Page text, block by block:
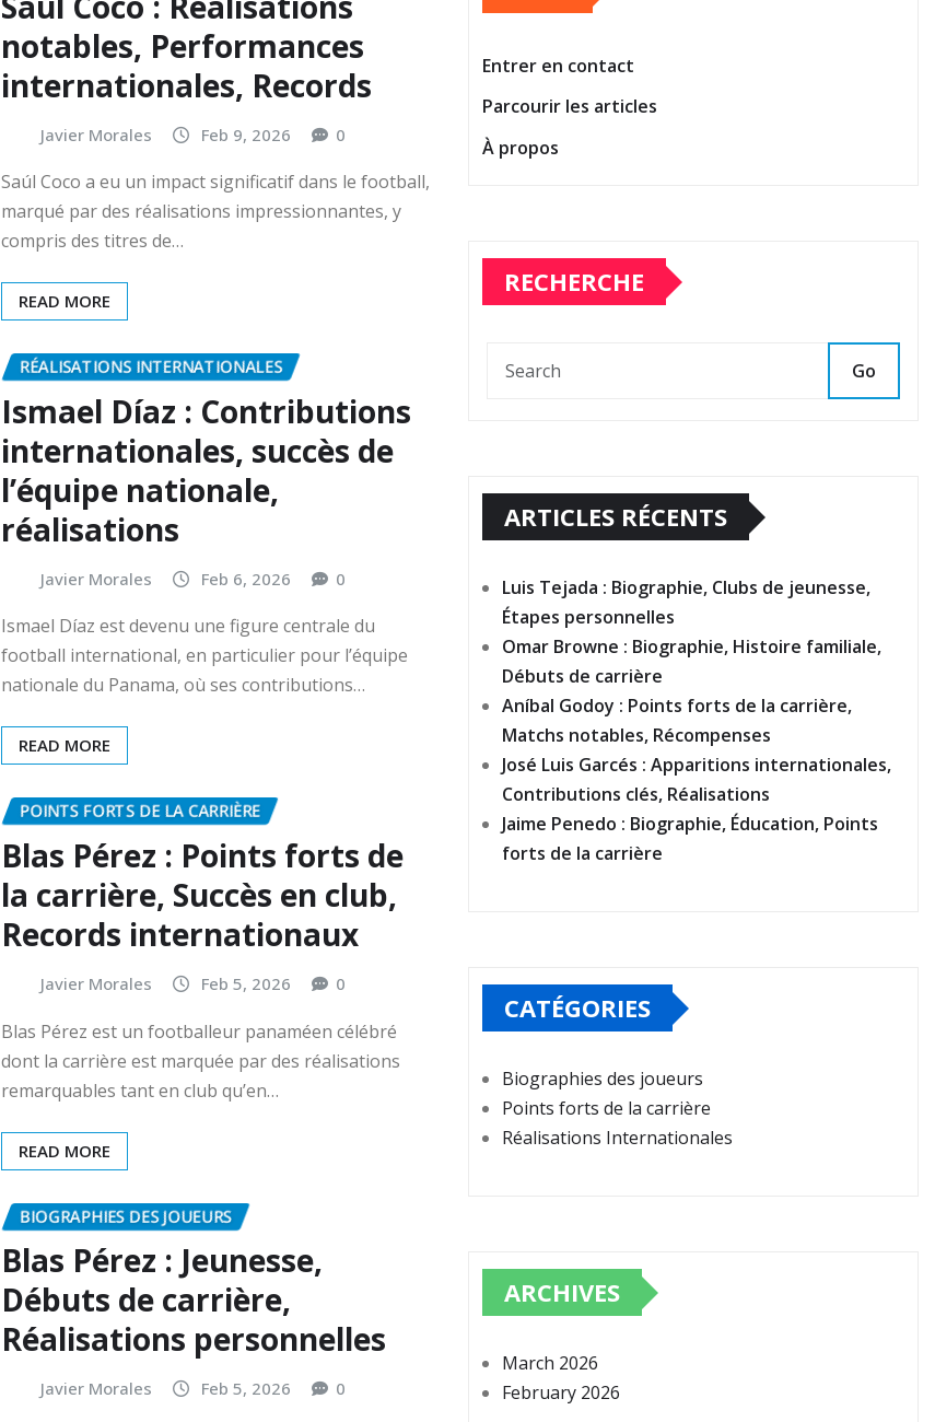
notables, Performances
internationales, Records
Javier Morales Feb 9, 2026 0
Saúl Coco a eu un impact significatif dans le football,
marqué par des réalisations impressionnantes, y
compris des titres de…
READ MORE
RÉALISATIONS INTERNATIONALES
Ismael Díaz : Contributions
internationales, succès de
l’équipe nationale,
réalisations
Javier Morales Feb 6, 2026 0
Ismael Díaz est devenu une figure centrale du
football international, en particulier pour l’équipe
nationale du Panama, où ses contributions…
READ MORE
POINTS FORTS DE LA CARRIÈRE
Blas Pérez : Points forts de
la carrière, Succès en club,
Records internationaux
Javier Morales Feb 5, 2026 0
Blas Pérez est un footballeur panaméen célébré
dont la carrière est marquée par des réalisations
remarquables tant en club qu’en…
READ MORE
BIOGRAPHIES DES JOUEURS
Blas Pérez : Jeunesse,
Débuts de carrière,
Réalisations personnelles
Javier Morales Feb 5, 2026 0
Entrer en contact
Parcourir les articles
À propos
RECHERCHE
Go
ARTICLES RÉCENTS
Luis Tejada : Biographie, Clubs de jeunesse,
Étapes personnelles
Omar Browne : Biographie, Histoire familiale,
Débuts de carrière
Aníbal Godoy : Points forts de la carrière,
Matchs notables, Récompenses
José Luis Garcés : Apparitions internationales,
Contributions clés, Réalisations
Jaime Penedo : Biographie, Éducation, Points
forts de la carrière
CATÉGORIES
Biographies des joueurs
Points forts de la carrière
Réalisations Internationales
ARCHIVES
March 2026
February 2026